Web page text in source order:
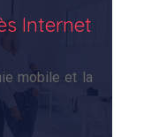
Internet
mobile et la